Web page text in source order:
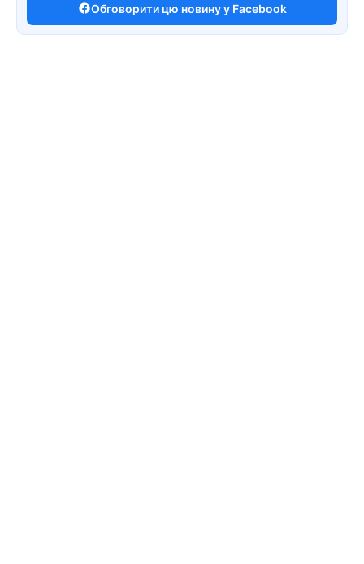
Обговорити цю новину у Facebook